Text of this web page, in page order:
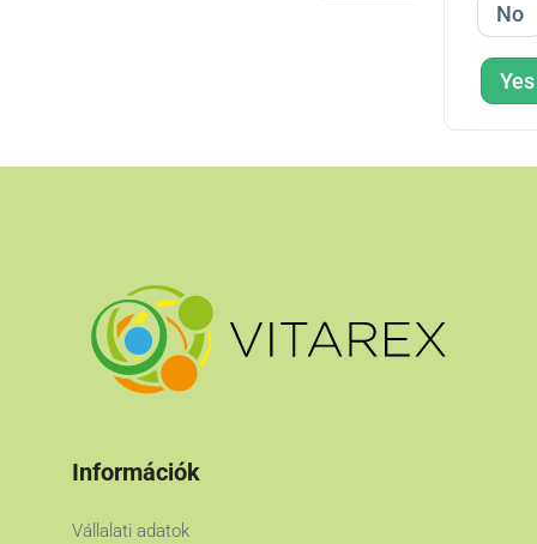
No
Yes
Információk
Vállalati adatok